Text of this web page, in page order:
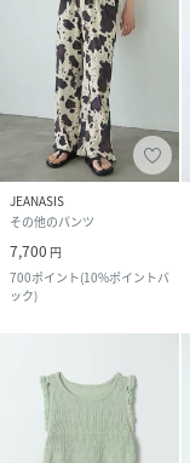
JEANASIS
その他のパンツ
7,700 円
700ポイント(10%ポイントバ
ック)